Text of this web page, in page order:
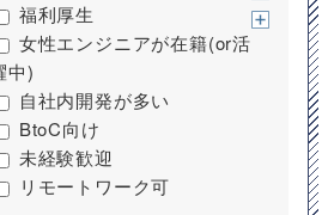
福利厚生
女性エンジニアが在籍(or活
中)
自社内開発が多い
BtoC向け
未経験歓迎
リモートワーク可